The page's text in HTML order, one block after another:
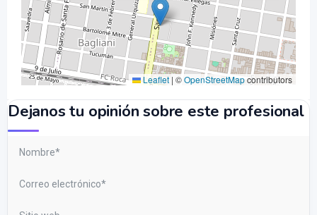
Leaflet | ©OpenStreetMapcontributors
Dejanos tu opinión sobre este profesional